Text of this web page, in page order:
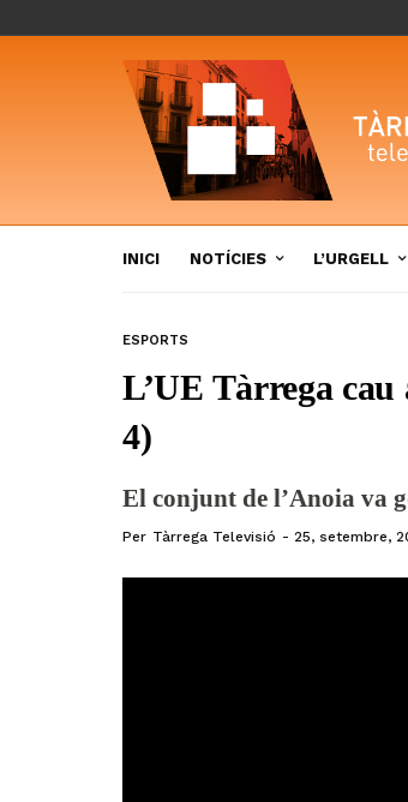
INICI NOTÍCIES L’URGELL
ESPORTS
L’UE Tàrrega
4)
El conjunt de l’Anoia va
Per Tàrrega Televisió 25, setembre,